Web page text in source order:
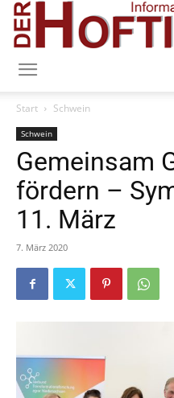
Start Schwein
Schwein
Gemeinsam
fördern –
11. März
7. März 2020